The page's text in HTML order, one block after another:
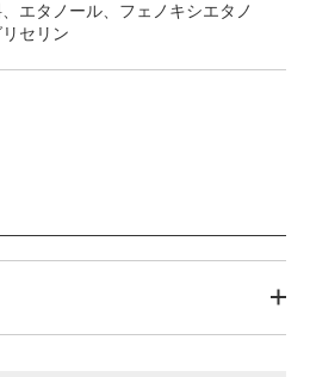
エタノール、フェノキシエタノ
セリン